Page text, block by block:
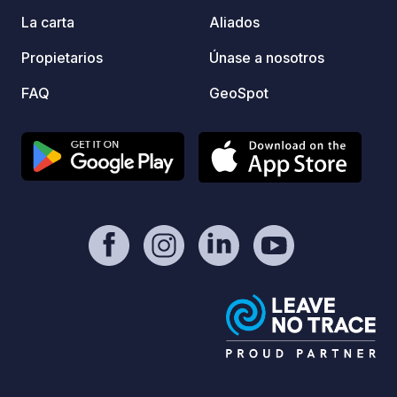
oiga
La carta
Propietarios
FAQ
Aliados
Únase a nosotros
GeoSpot